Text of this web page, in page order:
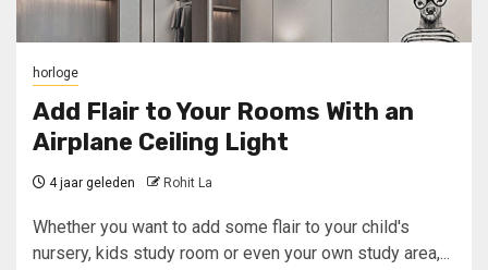
horloge
Add Flair to Your Rooms With an
Airplane Ceiling Light
4 jaar geleden Rohit La
Whether you want to add some flair to your child's
nursery, kids study room or even your own study area,...